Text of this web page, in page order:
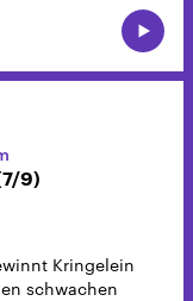
9)
Kringelein
schwachen